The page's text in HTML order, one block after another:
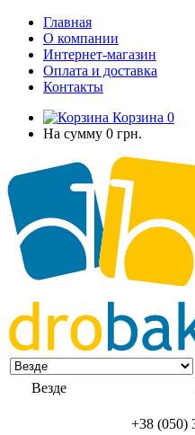
Главная
О компании
Интернет-магазин
Оплата и доставка
Контакты
Корзина 0
На сумму 0 грн.
Везде
+38 (050)